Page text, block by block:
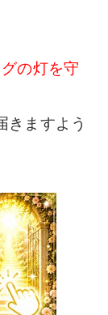
の灯を守
きますよう